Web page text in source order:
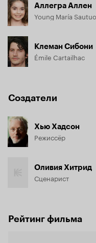
Аллегра Аллен
Young María
Клеман Сибони
Émile Cartailhac
Создатели
Хью Хадсон
Режиссёр
Оливия Хитрид
Сценарист
Рейтинг фильма